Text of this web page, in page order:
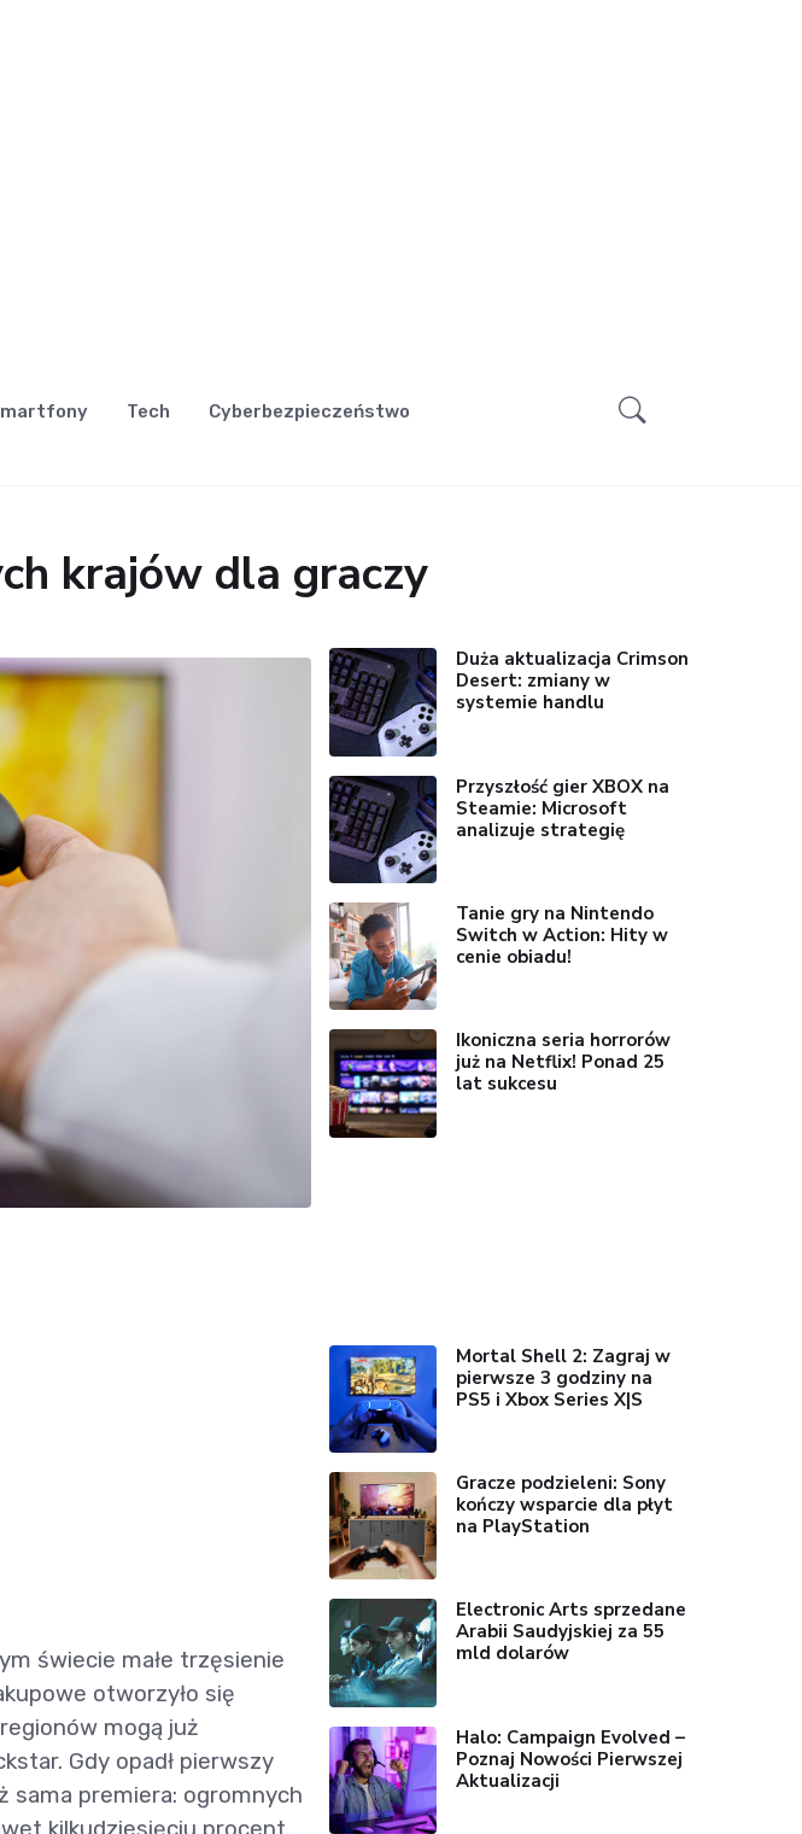
Tech Cyberbezpieczeństwo
krajów dla graczy
świecie małe trzęsienie
otworzyło się
mogą już
Gdy opadł pierwszy
sama premiera: ogromnych
Duża aktualizacja Crimson
Desert: zmiany w
systemie handlu
Przyszłość gier XBOX na
Steamie: Microsoft
analizuje strategię
Tanie gry na Nintendo
Switch w Action: Hity w
cenie obiadu!
Ikoniczna seria horrorów
już na Netflix! Ponad 25
lat sukcesu
Mortal Shell 2: Zagraj w
pierwsze 3 godziny na
PS5 i Xbox Series X|S
Gracze podzieleni: Sony
kończy wsparcie dla płyt
na PlayStation
Electronic Arts sprzedane
Arabii Saudyjskiej za 55
mld dolarów
Halo: Campaign Evolved –
Poznaj Nowości Pierwszej
Aktualizacji